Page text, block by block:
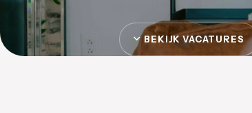
BEKIJK VACATURES